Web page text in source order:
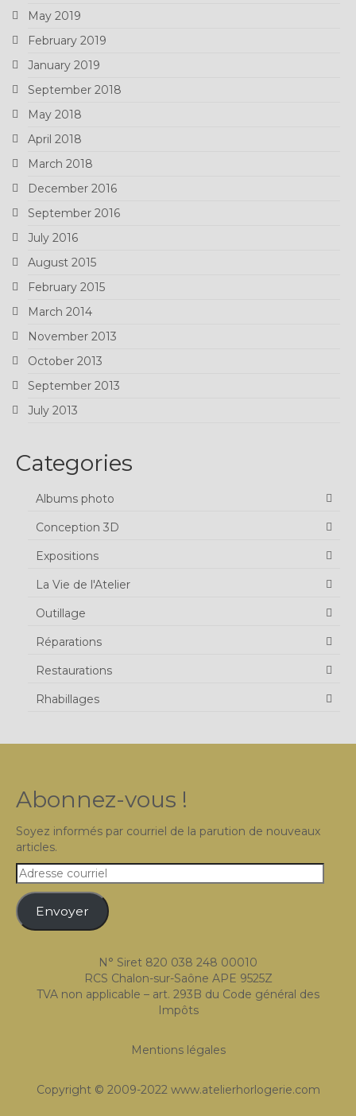
May 2019
February 2019
January 2019
September 2018
May 2018
April 2018
March 2018
December 2016
September 2016
July 2016
August 2015
February 2015
March 2014
November 2013
October 2013
September 2013
July 2013
Categories
Albums photo
Conception 3D
Expositions
La Vie de l'Atelier
Outillage
Réparations
Restaurations
Rhabillages
Abonnez-vous !
Soyez informés par courriel de la parution de nouveaux
articles.
Adresse
courriel
Envoyer
N° Siret 820 038 248 00010
RCS Chalon-sur-Saône APE 9525Z
TVA non applicable – art. 293B du Code général des
Impôts
Mentions légales
Copyright © 2009-2022 www.atelierhorlogerie.com